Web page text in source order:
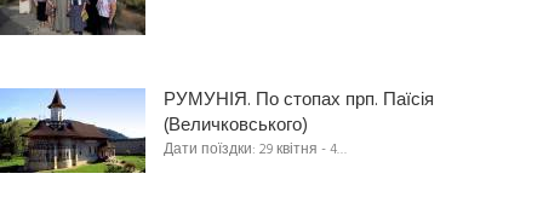
РУМУНІЯ. По стопах прп. Паїсія
(Величковського)
Дати поїздки: 29 квітня - 4…